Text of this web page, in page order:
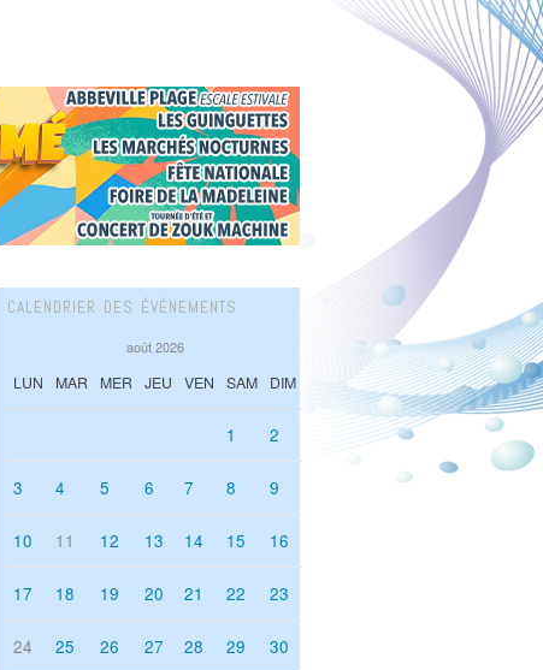
CALENDRIER DES ÉVÉNEMENTS
août 2026
LUN MAR MER JEU VEN SAM DIM
1 2
3 4 5 6 7 8 9
10 11 12 13 14 15 16
17 18 19 20 21 22 23
24 25 26 27 28 29 30